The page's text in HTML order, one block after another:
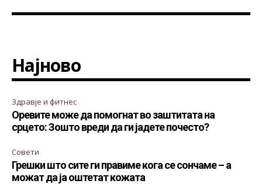
Најново
Здравје и фитнес
Оревите може да помогнат во заштитата на
срцето: Зошто вреди да ги јадете почесто?
Совети
Грешки што сите ги правиме кога се сончаме – а
можат да ја оштетат кожата